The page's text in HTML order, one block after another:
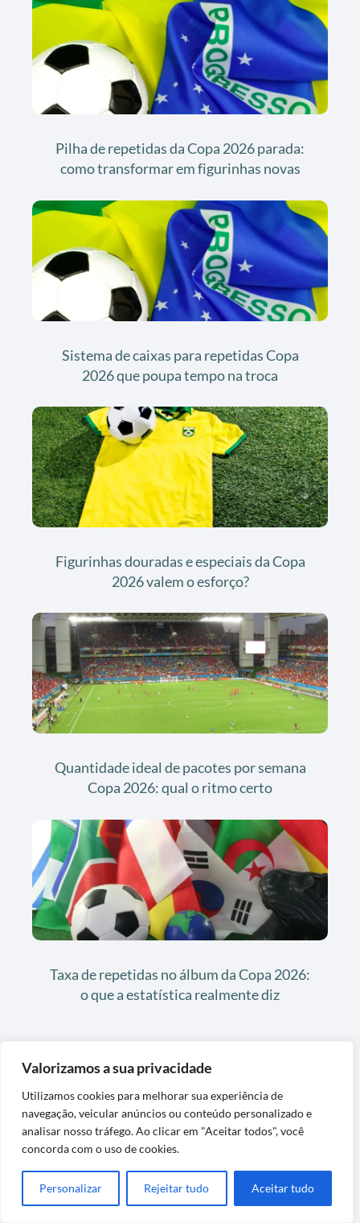
Valorizamos a sua privacidade
Utilizamos cookies para melhorar sua experiência de
navegação, veicular anúncios ou conteúdo personalizado e
analisar nosso tráfego. Ao clicar em "Aceitar todos", você
concorda com o uso de cookies.
Personalizar Rejeitar tudo Aceitar tudo
Pilha de repetidas da Copa 2026 parada:
como transformar em figurinhas novas
Sistema de caixas para repetidas Copa
2026 que poupa tempo na troca
Figurinhas douradas e especiais da Copa
2026 valem o esforço?
Quantidade ideal de pacotes por semana
Copa 2026: qual o ritmo certo
Taxa de repetidas no álbum da Copa 2026:
o que a estatística realmente diz
Últimas Postagens